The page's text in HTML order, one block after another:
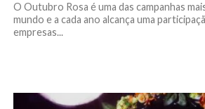
O Outubro Rosa é uma das campanhas
mundo e a cada ano alcança uma
empresas...